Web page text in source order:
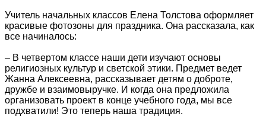
Учитель начальных классов Елена Толстова оформляет
красивые фотозоны для праздника. Она рассказала, как
все начиналось:
– В четвертом классе наши дети изучают основы
религиозных культур и светской этики. Предмет ведет
Жанна Алексеевна, рассказывает детям о доброте,
дружбе и взаимовыручке. И когда она предложила
организовать проект в конце учебного года, мы все
подхватили! Это теперь наша традиция.